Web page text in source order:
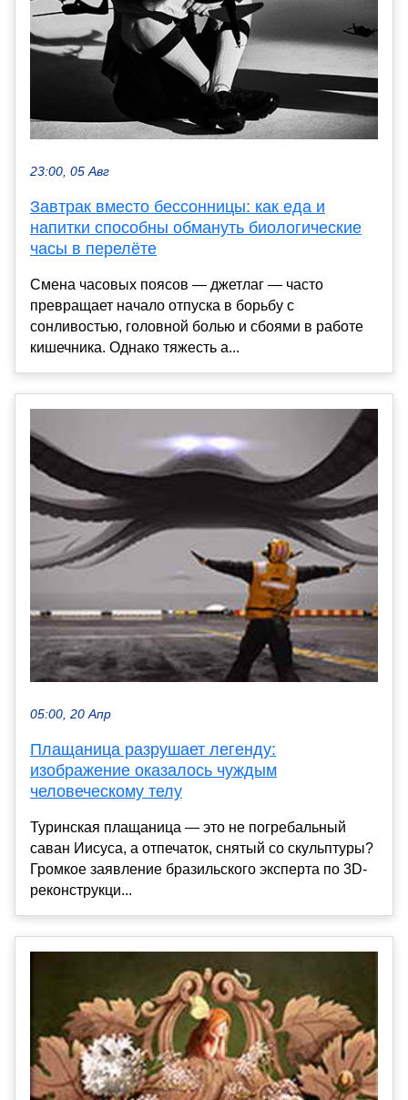
23:00, 05 Авг
Завтрак вместо бессонницы: как еда и
напитки способны обмануть биологические
часы в перелёте
Смена часовых поясов — джетлаг — часто
превращает начало отпуска в борьбу с
сонливостью, головной болью и сбоями в работе
кишечника. Однако тяжесть а...
05:00, 20 Апр
Плащаница разрушает легенду:
изображение оказалось чуждым
человеческому телу
Туринская плащаница — это не погребальный
саван Иисуса, а отпечаток, снятый со скульптуры?
Громкое заявление бразильского эксперта по 3D-
реконструкци...